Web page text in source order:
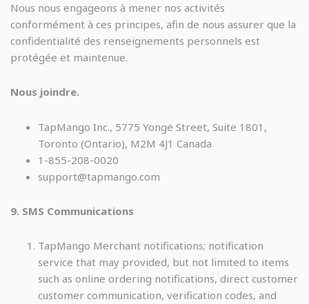
Nous nous engageons à mener nos activités
conformément à ces principes, afin de nous assurer que la
confidentialité des renseignements personnels est
protégée et maintenue.
Nous joindre.
TapMango Inc., 5775 Yonge Street, Suite 1801,
Toronto (Ontario), M2M 4J1 Canada
1-855-208-0020
support@tapmango.com
9. SMS Communications
TapMango Merchant notifications; notification
service that may provided, but not limited to items
such as online ordering notifications, direct customer
customer communication, verification codes, and